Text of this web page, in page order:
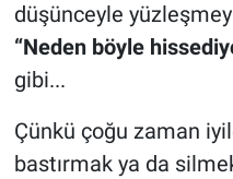
düşünceyle
“Neden böyle
gibi...
Çünkü çoğu zaman
bastırmak ya da